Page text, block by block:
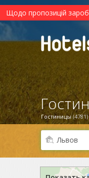
Щодо пропозицій
Гостиницы (4781)